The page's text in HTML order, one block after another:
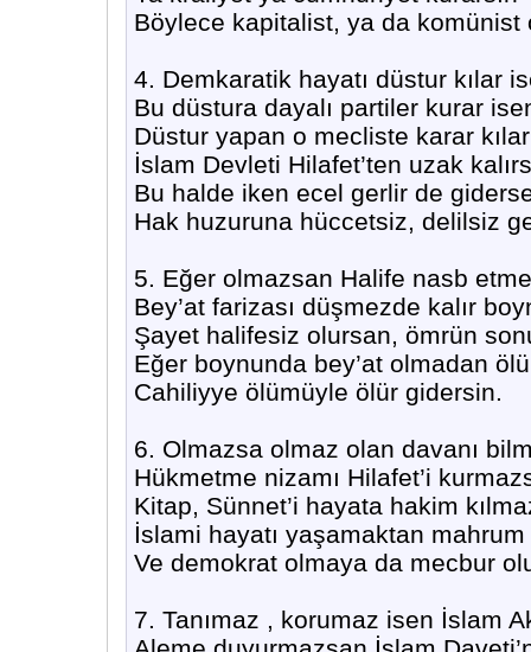
Böylece kapitalist, ya da komünist
4. Demkaratik hayatı düstur kılar
Bu düstura dayalı partiler kurar
Düstur yapan o mecliste karar
İslam Devleti Hilafet’ten uzak
Bu halde iken ecel gerlir de
Hak huzuruna hüccetsiz, delilsiz
5. Eğer olmazsan Halife nasb
Bey’at farizası düşmezde kalır
Şayet halifesiz olursan, ömrün
Eğer boynunda bey’at olmadan
Cahiliyye ölümüyle ölür gidersin.
6. Olmazsa olmaz olan davanı
Hükmetme nizamı Hilafet’i
Kitap, Sünnet’i hayata hakim
İslami hayatı yaşamaktan mahrum
Ve demokrat olmaya da mecbur
7. Tanımaz , korumaz isen İslam